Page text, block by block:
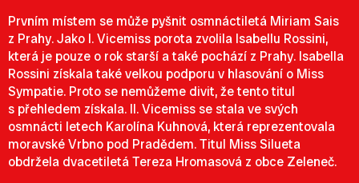
Prvním místem se může pyšnit osmnáctiletá Miriam Sais
z Prahy. Jako I. Vicemiss porota zvolila Isabellu Rossini,
která je pouze o rok starší a také pochází z Prahy. Isabella
Rossini získala také velkou podporu v hlasování o Miss
Sympatie. Proto se nemůžeme divit, že tento titul
s přehledem získala. II. Vicemiss se stala ve svých
osmnácti letech Karolína Kuhnová, která reprezentovala
moravské Vrbno pod Pradědem. Titul Miss Silueta
obdržela dvacetiletá Tereza Hromasová z obce Zeleneč.